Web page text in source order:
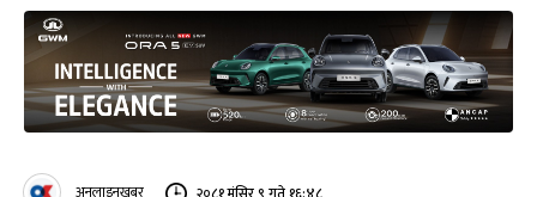
अनलाइनखबर